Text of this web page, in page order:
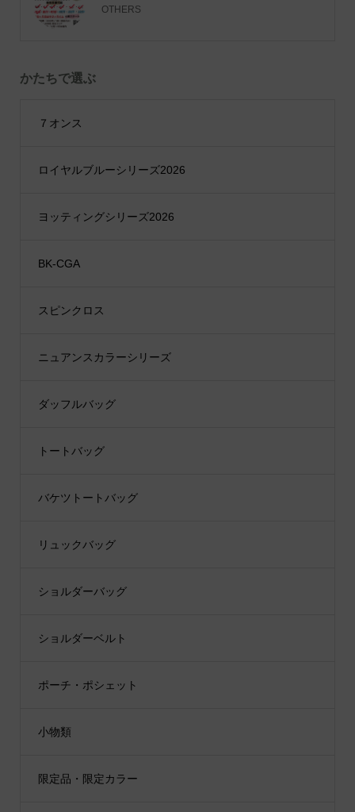
OTHERS
かたちで選ぶ
７オンス
ロイヤルブルーシリーズ2026
ヨッティングシリーズ2026
BK-CGA
スピンクロス
ニュアンスカラーシリーズ
ダッフルバッグ
トートバッグ
バケツトートバッグ
リュックバッグ
ショルダーバッグ
ショルダーベルト
ポーチ・ポシェット
小物類
限定品・限定カラー